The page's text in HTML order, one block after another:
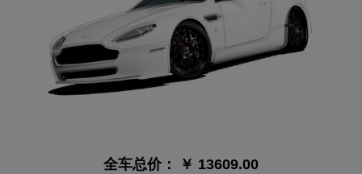
全车总价： ￥ 13609.00